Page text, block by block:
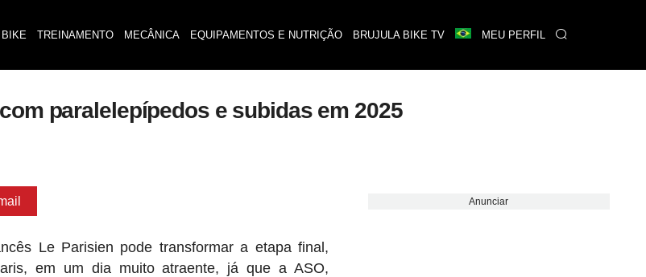
BIKE TREINAMENTO MECÂNICA EQUIPAMENTOS E NUTRIÇÃO BRUJULA BIKE TV MEU PERFIL
paralelepípedos e subidas em 2025
Le Parisien pode transformar a etapa final,
em um dia muito atraente, já que a ASO,
Anunciar